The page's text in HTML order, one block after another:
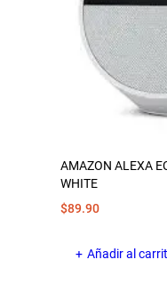
AMAZON ALEXA
WHITE
$89.90
Añadir al